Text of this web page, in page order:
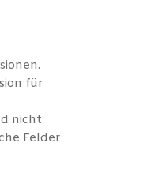
für
nicht
Felder